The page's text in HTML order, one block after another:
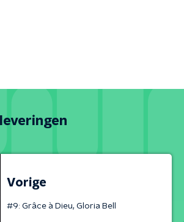
Vorige
#9: Grâce à Dieu, Gloria Bell